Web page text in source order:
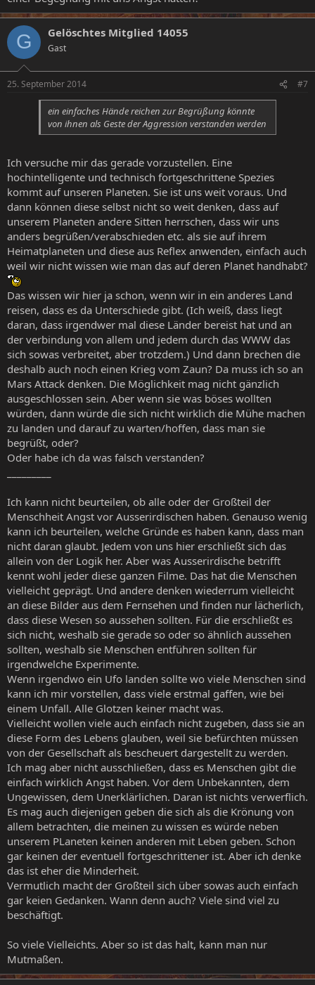
G Gelöschtes Mitglied 14055
Gast
25. September 2014 #7
ein einfaches Hände reichen zur Begrüßung könnte
von ihnen als Geste der Aggression verstanden werden
Ich versuche mir das gerade vorzustellen. Eine
hochintelligente und technisch fortgeschrittene Spezies
kommt auf unseren Planeten. Sie ist uns weit voraus. Und
dann können diese selbst nicht so weit denken, dass auf
unserem Planeten andere Sitten herrschen, dass wir uns
anders begrüßen/verabschieden etc. als sie auf ihrem
Heimatplaneten und diese aus Reflex anwenden, einfach auch
weil wir nicht wissen wie man das auf deren Planet handhabt?
Das wissen wir hier ja schon, wenn wir in ein anderes Land
reisen, dass es da Unterschiede gibt. (Ich weiß, dass liegt
daran, dass irgendwer mal diese Länder bereist hat und an
der verbindung von allem und jedem durch das WWW das
sich sowas verbreitet, aber trotzdem.) Und dann brechen die
deshalb auch noch einen Krieg vom Zaun? Da muss ich so an
Mars Attack denken. Die Möglichkeit mag nicht gänzlich
ausgeschlossen sein. Aber wenn sie was böses wollten
würden, dann würde die sich nicht wirklich die Mühe machen
zu landen und darauf zu warten/hoffen, dass man sie
begrüßt, oder?
Oder habe ich da was falsch verstanden?
Ich kann nicht beurteilen, ob alle oder der Großteil der
Menschheit Angst vor Ausserirdischen haben. Genauso wenig
kann ich beurteilen, welche Gründe es haben kann, dass man
nicht daran glaubt. Jedem von uns hier erschließt sich das
allein von der Logik her. Aber was Ausserirdische betrifft
kennt wohl jeder diese ganzen Filme. Das hat die Menschen
vielleicht geprägt. Und andere denken wiederrum vielleicht
an diese Bilder aus dem Fernsehen und finden nur lächerlich,
dass diese Wesen so aussehen sollten. Für die erschließt es
sich nicht, weshalb sie gerade so oder so ähnlich aussehen
sollten, weshalb sie Menschen entführen sollten für
irgendwelche Experimente.
Wenn irgendwo ein Ufo landen sollte wo viele Menschen sind
kann ich mir vorstellen, dass viele erstmal gaffen, wie bei
einem Unfall. Alle Glotzen keiner macht was.
Vielleicht wollen viele auch einfach nicht zugeben, dass sie an
diese Form des Lebens glauben, weil sie befürchten müssen
von der Gesellschaft als bescheuert dargestellt zu werden.
Ich mag aber nicht ausschließen, dass es Menschen gibt die
einfach wirklich Angst haben. Vor dem Unbekannten, dem
Ungewissen, dem Unerklärlichen. Daran ist nichts verwerflich.
Es mag auch diejenigen geben die sich als die Krönung von
allem betrachten, die meinen zu wissen es würde neben
unserem PLaneten keinen anderen mit Leben geben. Schon
gar keinen der eventuell fortgeschrittener ist. Aber ich denke
das ist eher die Minderheit.
Vermutlich macht der Großteil sich über sowas auch einfach
gar keien Gedanken. Wann denn auch? Viele sind viel zu
beschäftigt.
So viele Vielleichts. Aber so ist das halt, kann man nur
Mutmaßen.